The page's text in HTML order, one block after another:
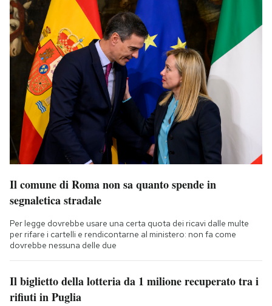
Il comune di Roma non sa quanto spende in
segnaletica stradale
Per legge dovrebbe usare una certa quota dei ricavi dalle multe
per rifare i cartelli e rendicontarne al ministero: non fa come
dovrebbe nessuna delle due
Il biglietto della lotteria da 1 milione recuperato tra i
rifiuti in Puglia